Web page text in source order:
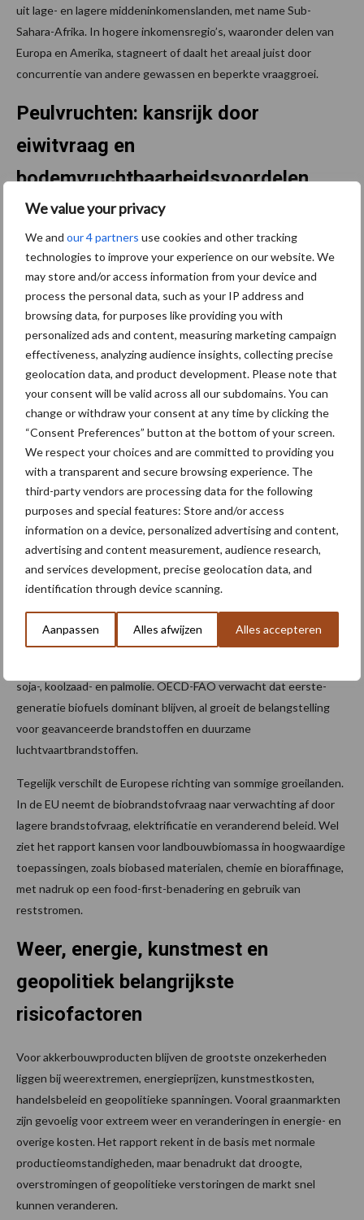
We value your privacy
We and our 4 partners use cookies and other tracking
technologies to improve your experience on our website. We
may store and/or access information from your device and
process the personal data, such as your IP address and
browsing data, for purposes like providing you with
personalized ads and content, measuring marketing campaign
effectiveness, analyzing audience insights, collecting precise
geolocation data, and product development. Please note that
your consent will be valid across all our subdomains. You can
change or withdraw your consent at any time by clicking the
“Consent Preferences” button at the bottom of your screen.
We respect your choices and are committed to providing you
with a transparent and secure browsing experience. The
third-party vendors are processing data for the following
purposes and special features: Store and/or access
information on a device, personalized advertising and content,
advertising and content measurement, audience research,
and services development, precise geolocation data, and
identification through device scanning.
Aanpassen Alles afwijzen Alles accepteren
uit lage- en lagere middeninkomenslanden, met name Sub-
Sahara-Afrika. In hogere inkomensregio’s, waaronder delen van
Europa en Amerika, stagneert of daalt het areaal juist door
concurrentie van andere gewassen en beperkte vraaggroei.
Peulvruchten: kansrijk door
eiwitvraag en
bodemvruchtbaarheidsvoordelen
Peulvruchten krijgen volgens OECD-FAO opnieuw meer
betekenis in het wereldwijde voedingspatroon. De consumptie
per hoofd stijgt naar verwachting met 11 procent tot 8,2 kilogram
per persoon per jaar in 2035. De groei komt uit landen waar
peulvruchten een belangrijke plantaardige eiwitbron zijn, maar
voeding groeit.
Voor akkerbouwers is ook de teeltkundige kant relevant.
Peulvruchten binden stikstof, kunnen bijdragen aan
bodemvruchtbaarheid en passen in bredere bouwplannen. Het
rapport noemt daarbij ook beleidssteun, waaronder de Europese
eiwitstrategie. Tegelijk blijven lagere en wisselvalligere
opbrengsten ten opzichte van granen een rem op snelle
uitbreiding.
Biobrandstoffen: extra vraag, maar
beleid bepaalt tempo
Biofuels blijven belangrijk als afzetkanaal voor
akkerbouwgrondstoffen. Ethanol wordt vooral gemaakt uit mais
soja-, koolzaad- en palmolie. OECD-FAO verwacht dat eerste-
generatie biofuels dominant blijven, al groeit de belangstelling
voor geavanceerde brandstoffen en duurzame
luchtvaartbrandstoffen.
Tegelijk verschilt de Europese richting van sommige groeilanden.
In de EU neemt de biobrandstofvraag naar verwachting af door
lagere brandstofvraag, elektrificatie en veranderend beleid. Wel
ziet het rapport kansen voor landbouwbiomassa in hoogwaardige
toepassingen, zoals biobased materialen, chemie en bioraffinage,
met nadruk op een food-first-benadering en gebruik van
reststromen.
Weer, energie, kunstmest en
geopolitiek belangrijkste
risicofactoren
Voor akkerbouwproducten blijven de grootste onzekerheden
liggen bij weerextremen, energieprijzen, kunstmestkosten,
handelsbeleid en geopolitieke spanningen. Vooral graanmarkten
zijn gevoelig voor extreem weer en veranderingen in energie- en
overige kosten. Het rapport rekent in de basis met normale
productieomstandigheden, maar benadrukt dat droogte,
overstromingen of geopolitieke verstoringen de markt snel
kunnen veranderen.